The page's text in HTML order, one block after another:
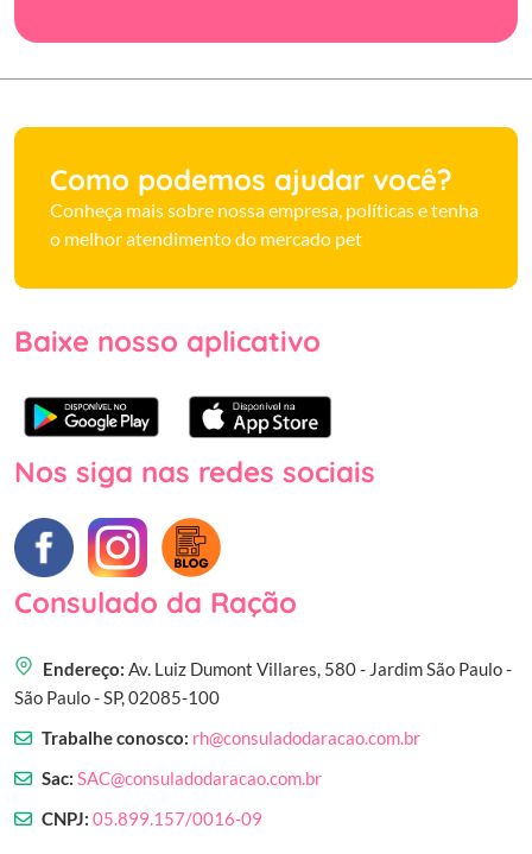
Como podemos ajudar você?
Conheça mais sobre nossa empresa, políticas e tenha
o melhor atendimento do mercado pet
Baixe nosso aplicativo
Nos siga nas redes sociais
Consulado da Ração
Endereço: Av. Luiz Dumont Villares, 580 - Jardim São Paulo -
São Paulo - SP, 02085-100
Trabalhe conosco: rh@consuladodaracao.com.br
Sac: SAC@consuladodaracao.com.br
CNPJ: 05.899.157/0016-09